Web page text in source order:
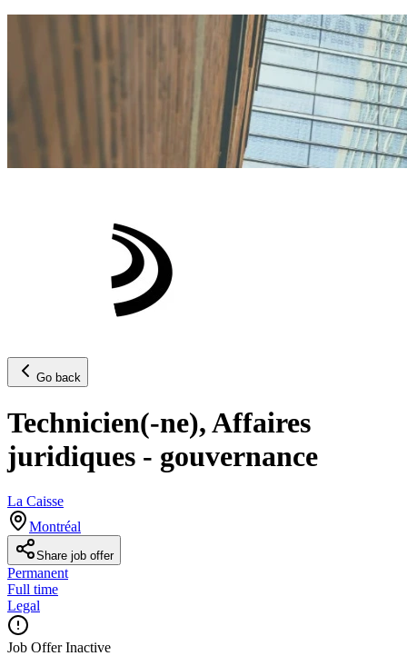
Go back
Technicien(-ne), Affaires
juridiques - gouvernance
La Caisse
Montréal
Share job offer
Permanent
Full time
Legal
Job Offer Inactive